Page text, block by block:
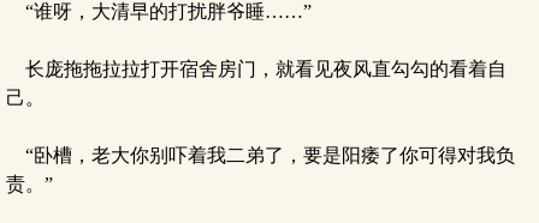
“谁呀，大清早的打扰胖爷睡……”
长庞拖拖拉拉打开宿舍房门，就看见夜风直勾勾的看着自
己。
“卧槽，老大你别吓着我二弟了，要是阳痿了你可得对我负
责。”